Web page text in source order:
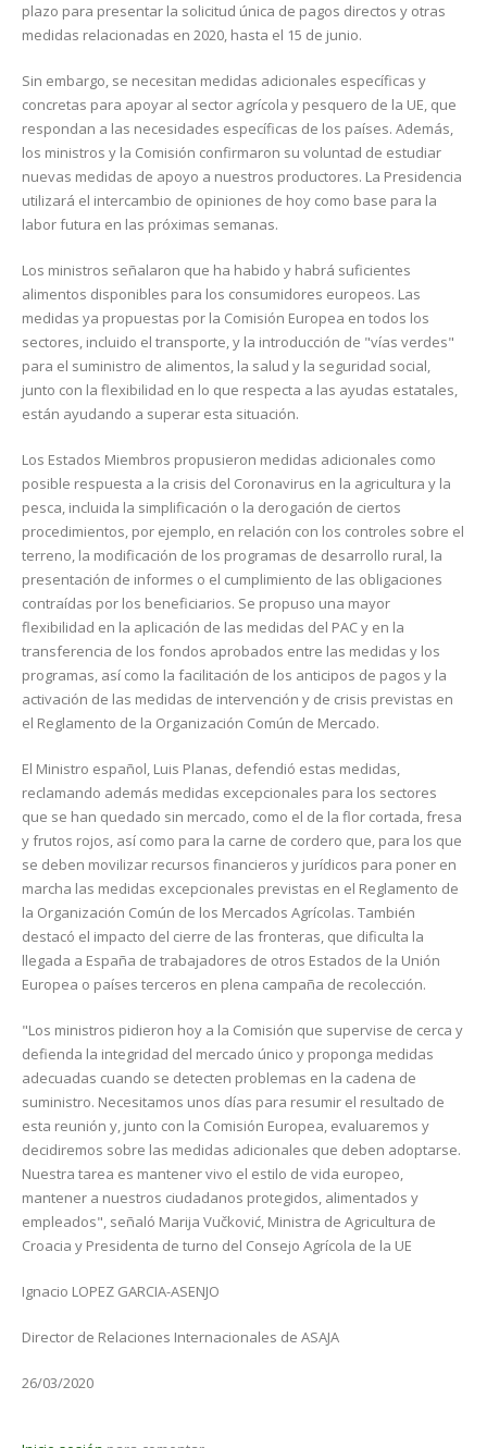
plazo para presentar la solicitud única de pagos directos y otras
medidas relacionadas en 2020, hasta el 15 de junio.
Sin embargo, se necesitan medidas adicionales específicas y
concretas para apoyar al sector agrícola y pesquero de la UE, que
respondan a las necesidades específicas de los países. Además,
los ministros y la Comisión confirmaron su voluntad de estudiar
nuevas medidas de apoyo a nuestros productores. La Presidencia
utilizará el intercambio de opiniones de hoy como base para la
labor futura en las próximas semanas.
Los ministros señalaron que ha habido y habrá suficientes
alimentos disponibles para los consumidores europeos. Las
medidas ya propuestas por la Comisión Europea en todos los
sectores, incluido el transporte, y la introducción de "vías verdes"
para el suministro de alimentos, la salud y la seguridad social,
junto con la flexibilidad en lo que respecta a las ayudas estatales,
están ayudando a superar esta situación.
Los Estados Miembros propusieron medidas adicionales como
posible respuesta a la crisis del Coronavirus en la agricultura y la
pesca, incluida la simplificación o la derogación de ciertos
procedimientos, por ejemplo, en relación con los controles sobre el
terreno, la modificación de los programas de desarrollo rural, la
presentación de informes o el cumplimiento de las obligaciones
contraídas por los beneficiarios. Se propuso una mayor
flexibilidad en la aplicación de las medidas del PAC y en la
transferencia de los fondos aprobados entre las medidas y los
programas, así como la facilitación de los anticipos de pagos y la
activación de las medidas de intervención y de crisis previstas en
el Reglamento de la Organización Común de Mercado.
El Ministro español, Luis Planas, defendió estas medidas,
reclamando además medidas excepcionales para los sectores
que se han quedado sin mercado, como el de la flor cortada, fresa
y frutos rojos, así como para la carne de cordero que, para los que
se deben movilizar recursos financieros y jurídicos para poner en
marcha las medidas excepcionales previstas en el Reglamento de
la Organización Común de los Mercados Agrícolas. También
destacó el impacto del cierre de las fronteras, que dificulta la
llegada a España de trabajadores de otros Estados de la Unión
Europea o países terceros en plena campaña de recolección.
"Los ministros pidieron hoy a la Comisión que supervise de cerca y
defienda la integridad del mercado único y proponga medidas
adecuadas cuando se detecten problemas en la cadena de
suministro. Necesitamos unos días para resumir el resultado de
esta reunión y, junto con la Comisión Europea, evaluaremos y
decidiremos sobre las medidas adicionales que deben adoptarse.
Nuestra tarea es mantener vivo el estilo de vida europeo,
mantener a nuestros ciudadanos protegidos, alimentados y
empleados", señaló Marija Vučković, Ministra de Agricultura de
Croacia y Presidenta de turno del Consejo Agrícola de la UE
Ignacio LOPEZ GARCIA-ASENJO
Director de Relaciones Internacionales de ASAJA
26/03/2020